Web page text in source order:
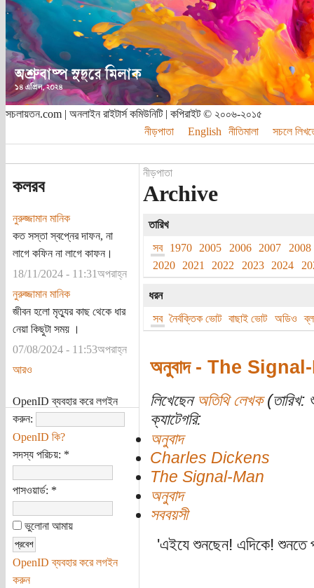
সচলায়তন.com | অনলাইন রাইটার্স কমিউনিটি | কপিরাইট © ২০০৬-২০১৫
নীড়পাতা
English নীতিমালা সচলে
কলরব
নুরুজ্জামান মানিক
কত সস্তা স্বপ্নের দাফন, না
লাগে কফিন না লাগে কাফন।
18/11/2024 - 11:31অপরাহ্ন
নুরুজ্জামান মানিক
জীবন হলো মৃত্যুর কাছ থেকে ধার
নেয়া কিছুটা সময় ।
07/08/2024 - 11:53অপরাহ্ন
আরও
OpenID ব্যবহার করে লগইন
করুন:
OpenID কি?
সদস্য পরিচয়: *
পাসওয়ার্ড: *
ভুলোনা আমায়
OpenID ব্যবহার করে লগইন
করুন
নীড়পাতা
Archive
তারিখ
সব
1970 2005 2006 2007
2008
2020
2021 2022 2023 2024
ধরন
সব
নৈর্বক্তিক ভোট বাছাই ভোট অডিও
অনুবাদ - The
লিখেছেন অতিথি লেখক(তারিখ:
ক্যাটেগরি:
অনুবাদ
Charles Dickens
The Signal-Man
অনুবাদ
সববয়সী
'এইযে শুনছেন! এদিকে! শুনতে